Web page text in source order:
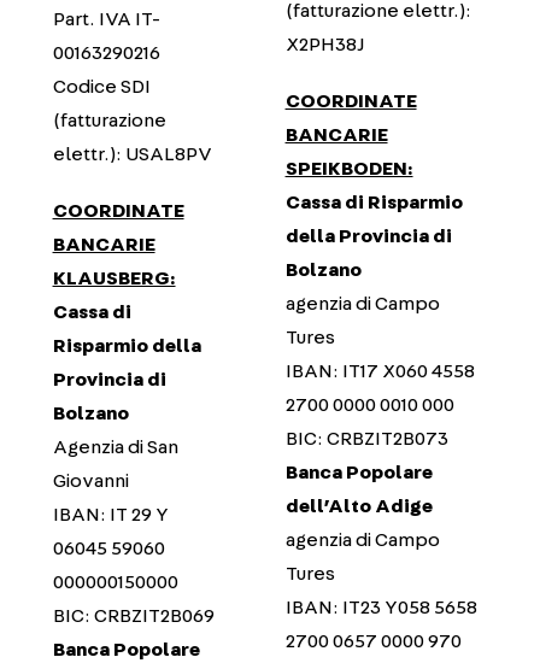
Part. IVA IT-
00163290216
Codice SDI
(fatturazione
elettr.): USAL8PV
COORDINATE
BANCARIE
KLAUSBERG:
Cassa di
Risparmio della
Provincia di
Bolzano
Agenzia di San
Giovanni
IBAN: IT 29 Y
06045 59060
000000150000
BIC: CRBZIT2B069
Banca Popolare
(fatturazione elettr.):
X2PH38J
COORDINATE
BANCARIE
SPEIKBODEN:
Cassa di Risparmio
della Provincia di
Bolzano
agenzia di Campo
Tures
IBAN: IT17 X060 4558
2700 0000 0010 000
BIC: CRBZIT2B073
Banca Popolare
dell’Alto Adige
agenzia di Campo
Tures
IBAN: IT23 Y058 5658
2700 0657 0000 970